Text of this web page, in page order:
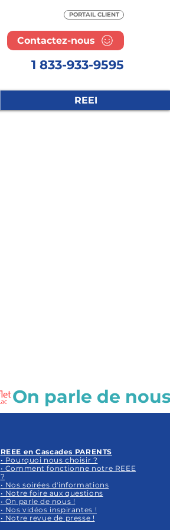
PORTAIL CLIENT
Contactez-nous
1 833-933-9595
REEI
REEE en Cascades PARENTS
• Pourquoi nous choisir ?
• Comment fonctionne notre REEE
?
• Nos soirées d'informations
• Notre foire aux questions
• On parle de nous !
• Nos vidéos inspirantes !
• Notre revue de presse !